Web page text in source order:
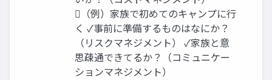
（例）家族で初めてのキャンプに行
く ✓事前に準備するものはなにか？
（リスクマネジメント） ✓家族と意
思疎通できてるか？（コミュニケー
ションマネジメント）